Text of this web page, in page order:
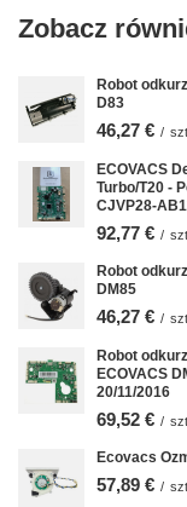
Zobacz
Robot
D83
46,27 € / szt.
ECOVACS
Turbo/T20 -
CJVP28-
92,77 € / szt.
Robot
DM85
46,27 € / szt.
Robot
ECOVACS
20/11/2016
69,52 € / szt.
Ecovacs
57,89 € / szt.